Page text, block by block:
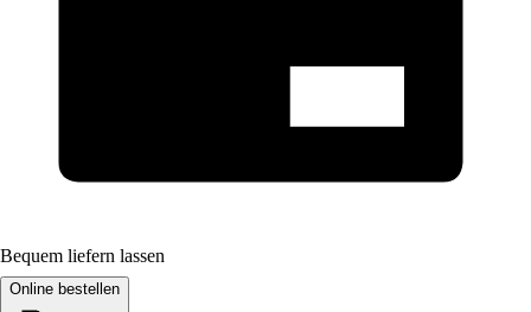
Bequem liefern lassen
Online bestellen